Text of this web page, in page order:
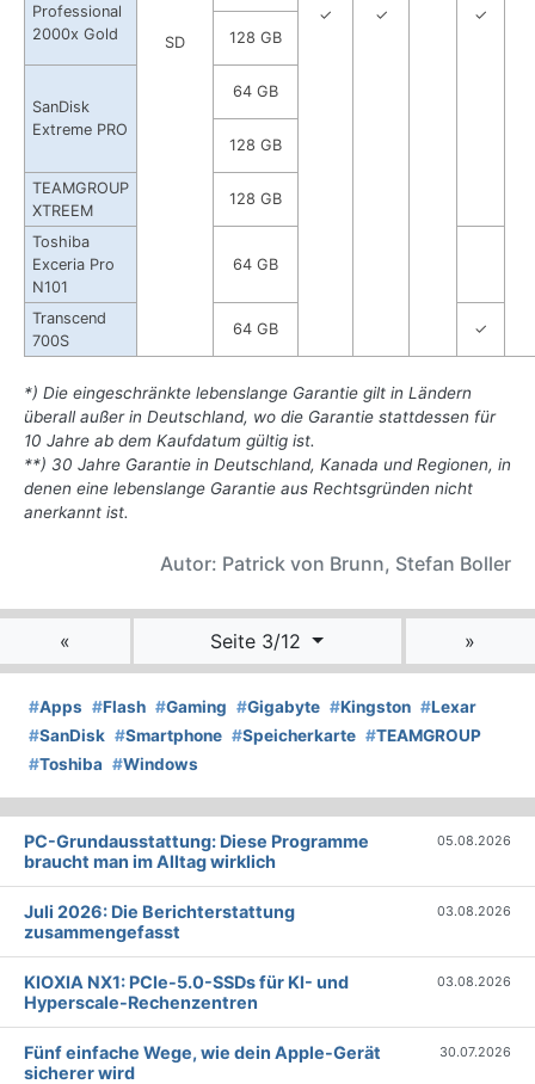
✓ ✓
SD
✓
Professional
2000x Gold
128 GB
SanDisk
Extreme PRO
64 GB
128 GB
TEAMGROUP
XTREEM
128 GB
Toshiba
Exceria Pro
N101
64 GB
Transcend
700S
64 GB ✓
*) Die eingeschränkte lebenslange Garantie gilt in Ländern
überall außer in Deutschland, wo die Garantie stattdessen für
10 Jahre ab dem Kaufdatum gültig ist.
**) 30 Jahre Garantie in Deutschland, Kanada und Regionen, in
denen eine lebenslange Garantie aus Rechtsgründen nicht
anerkannt ist.
Autor: Patrick von Brunn, Stefan Boller
« Seite 3/12 »
#Apps #Flash #Gaming #Gigabyte #Kingston #Lexar
#SanDisk #Smartphone #Speicherkarte #TEAMGROUP
#Toshiba #Windows
PC-Grundausstattung: Diese Programme
braucht man im Alltag wirklich
05.08.2026
Juli 2026: Die Bericht­erstattung
zusammengefasst
03.08.2026
KIOXIA NX1: PCIe-5.0-SSDs für KI- und
Hyperscale-Rechenzentren
03.08.2026
Fünf einfache Wege, wie dein Apple-Gerät
sicherer wird
30.07.2026